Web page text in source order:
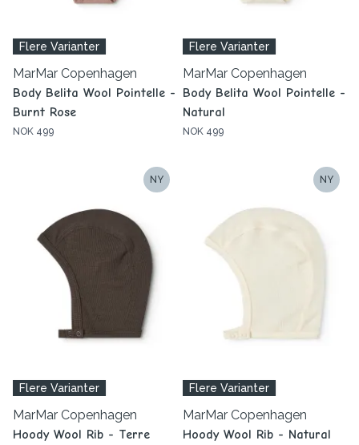
Flere Varianter
MarMar Copenhagen
Body Belita Wool Pointelle -
Burnt Rose
NOK 499
Flere Varianter
MarMar Copenhagen
Body Belita Wool Pointelle -
Natural
NOK 499
NY
Flere Varianter
MarMar Copenhagen
Hoody Wool Rib - Terre
NY
Flere Varianter
MarMar Copenhagen
Hoody Wool Rib - Natural